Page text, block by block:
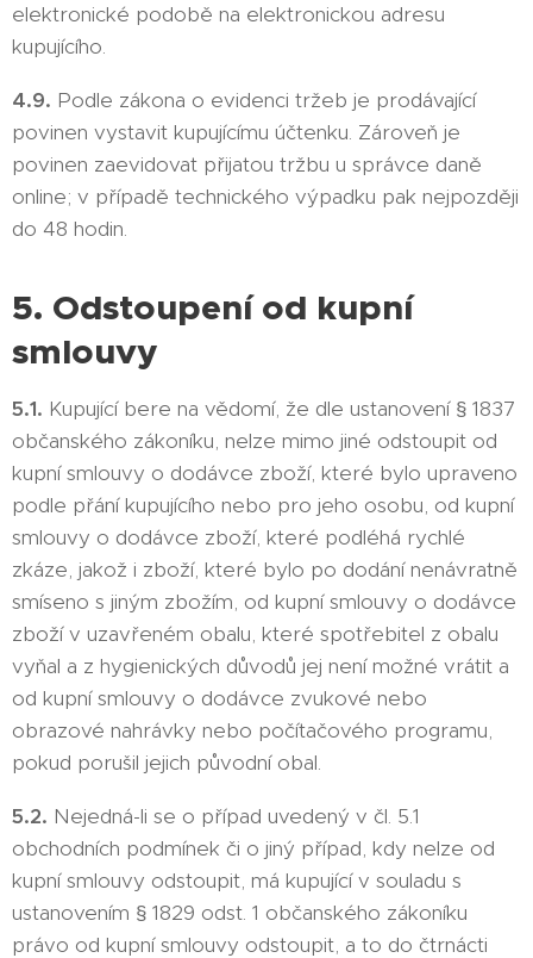
elektronické podobě na elektronickou adresu
kupujícího.
4.9. Podle zákona o evidenci tržeb je prodávající
povinen vystavit kupujícímu účtenku. Zároveň je
povinen zaevidovat přijatou tržbu u správce daně
online; v případě technického výpadku pak nejpozději
do 48 hodin.
5. Odstoupení od kupní
smlouvy
5.1. Kupující bere na vědomí, že dle ustanovení § 1837
občanského zákoníku, nelze mimo jiné odstoupit od
kupní smlouvy o dodávce zboží, které bylo upraveno
podle přání kupujícího nebo pro jeho osobu, od kupní
smlouvy o dodávce zboží, které podléhá rychlé
zkáze, jakož i zboží, které bylo po dodání nenávratně
smíseno s jiným zbožím, od kupní smlouvy o dodávce
zboží v uzavřeném obalu, které spotřebitel z obalu
vyňal a z hygienických důvodů jej není možné vrátit a
od kupní smlouvy o dodávce zvukové nebo
obrazové nahrávky nebo počítačového programu,
pokud porušil jejich původní obal.
5.2. Nejedná-li se o případ uvedený v čl. 5.1
obchodních podmínek či o jiný případ, kdy nelze od
kupní smlouvy odstoupit, má kupující v souladu s
ustanovením § 1829 odst. 1 občanského zákoníku
právo od kupní smlouvy odstoupit, a to do čtrnácti